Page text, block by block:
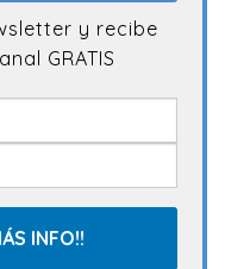
y recibe
GRATIS